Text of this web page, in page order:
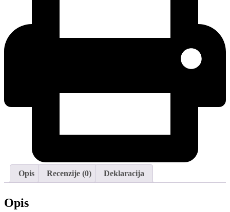
Opis Recenzije (0) Deklaracija
Opis